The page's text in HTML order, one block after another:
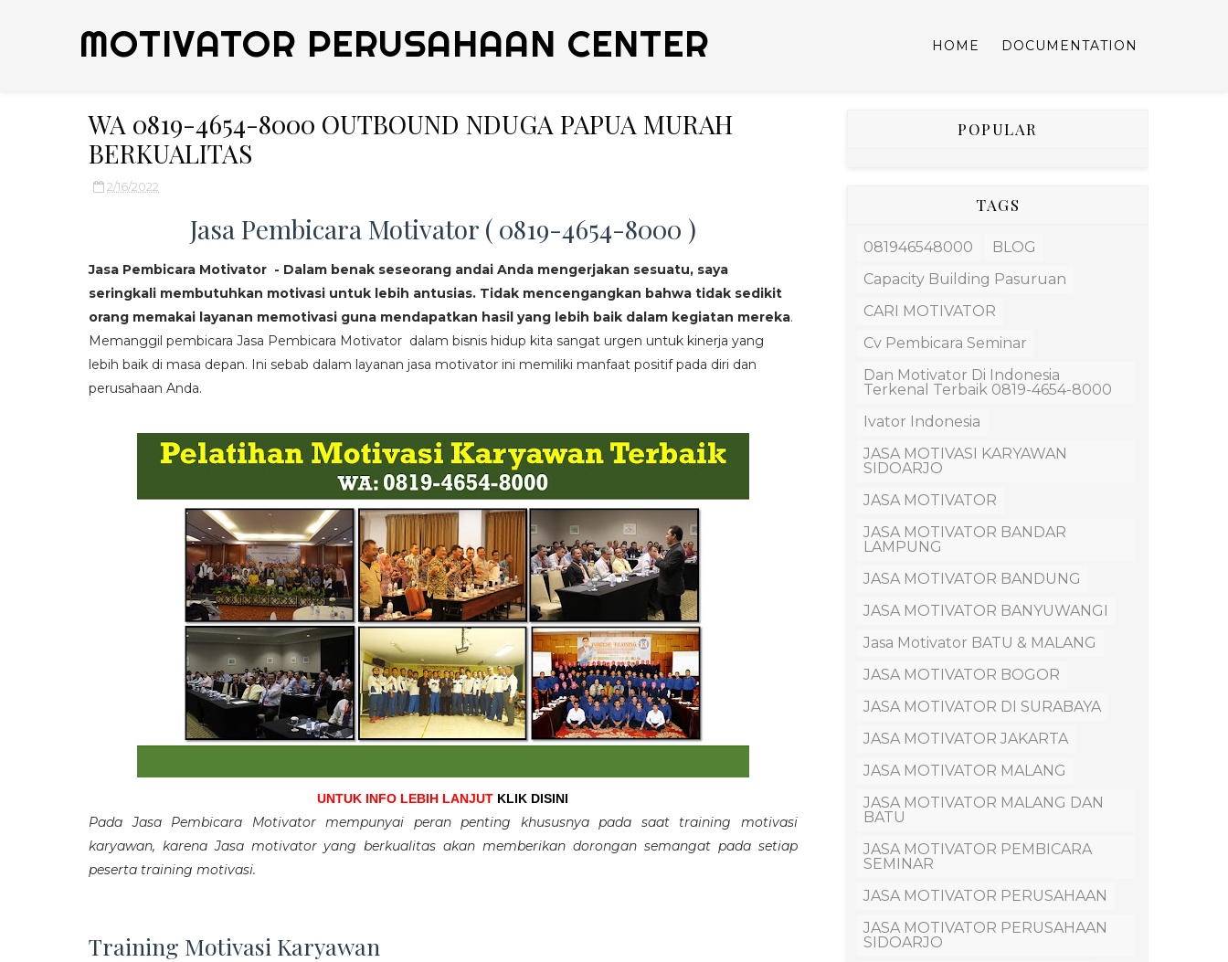
MOTIVATOR PERUSAHAAN CENTER HOME DOCUMENTATION
WA 0819-4654-8000 OUTBOUND NDUGA PAPUA MURAH
BERKUALITAS
2/16/2022
Jasa Pembicara Motivator ( 0819-4654-8000 )
Jasa Pembicara Motivator - Dalam benak seseorang andai Anda mengerjakan sesuatu, saya
seringkali membutuhkan motivasi untuk lebih antusias. Tidak mencengangkan bahwa tidak sedikit
orang memakai layanan memotivasi guna mendapatkan hasil yang lebih baik dalam kegiatan mereka.
Memanggil pembicara Jasa Pembicara Motivator dalam bisnis hidup kita sangat urgen untuk kinerja yang
lebih baik di masa depan. Ini sebab dalam layanan jasa motivator ini memiliki manfaat positif pada diri dan
perusahaan Anda.
UNTUK INFO LEBIH LANJUT KLIK DISINI
Pada Jasa Pembicara Motivator mempunyai peran penting khususnya pada saat training motivasi
karyawan, karena Jasa motivator yang berkualitas akan memberikan dorongan semangat pada setiap
peserta training motivasi.
Training Motivasi Karyawan
POPULAR
TAGS
081946548000
BLOG
Capacity Building Pasuruan
CARI MOTIVATOR
Cv Pembicara Seminar
Dan Motivator Di Indonesia
Terkenal Terbaik 0819-4654-8000
Ivator Indonesia
JASA MOTIVASI KARYAWAN
SIDOARJO
JASA MOTIVATOR
JASA MOTIVATOR BANDAR
LAMPUNG
JASA MOTIVATOR BANDUNG
JASA MOTIVATOR BANYUWANGI
Jasa Motivator BATU & MALANG
JASA MOTIVATOR BOGOR
JASA MOTIVATOR DI SURABAYA
JASA MOTIVATOR JAKARTA
JASA MOTIVATOR MALANG
JASA MOTIVATOR MALANG DAN
BATU
JASA MOTIVATOR PEMBICARA
SEMINAR
JASA MOTIVATOR PERUSAHAAN
JASA MOTIVATOR PERUSAHAAN
SIDOARJO